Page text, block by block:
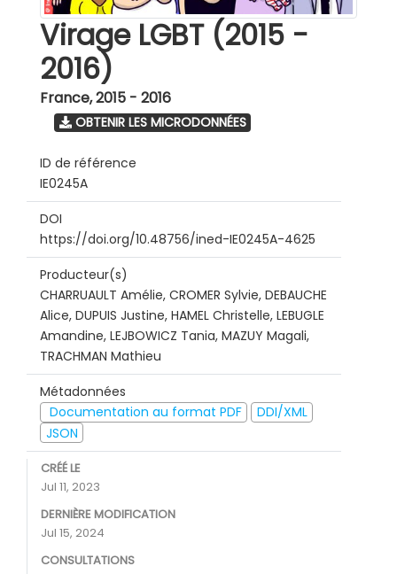
Virage LGBT (2015 -
2016)
France,2015 - 2016
OBTENIR LES MICRODONNÉES
ID de référence
IE0245A
DOI
https://doi.org/10.48756/ined-IE0245A-4625
Producteur(s)
CHARRUAULT Amélie, CROMER Sylvie, DEBAUCHE
Alice, DUPUIS Justine, HAMEL Christelle, LEBUGLE
Amandine, LEJBOWICZ Tania, MAZUY Magali,
TRACHMAN Mathieu
Métadonnées
Documentation au format PDF
DDI/XML
JSON
CRÉÉ LE
Jul 11, 2023
DERNIÈRE MODIFICATION
Jul 15, 2024
CONSULTATIONS